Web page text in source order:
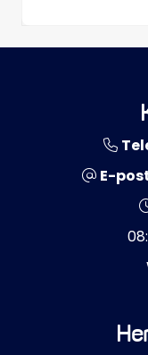
E-
Motordeler